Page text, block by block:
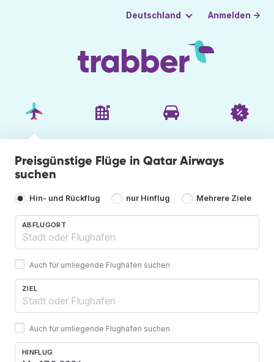
Deutschland Anmelden →
Preisgünstige Flüge in Qatar Airways
suchen
Hin- und Rückflug nur Hinflug Mehrere Ziele
ABFLUGORT
Auch für umliegende Flughäfen suchen
ZIEL
Auch für umliegende Flughäfen suchen
HINFLUG